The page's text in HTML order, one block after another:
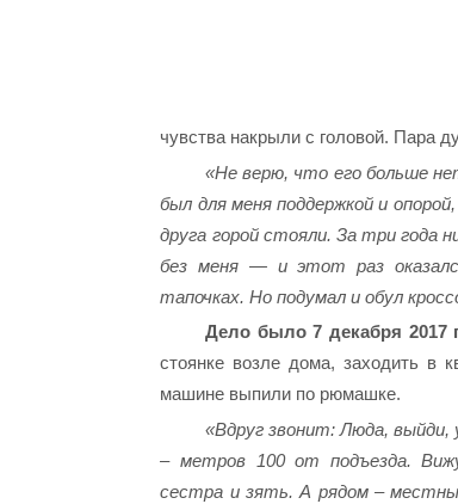
чувства накрыли с головой. Пара
«Не верю, что его больше
был для меня поддержкой и
друга горой стояли. За три года
без меня — и этот раз
тапочках. Но подумал и обул
Дело было 7 декабря 2017
стоянке возле дома, заходить в
машине выпили по рюмашке.
«Вдруг звонит: Люда, выйди,
– метров 100 от подъезда.
сестра и зять. А рядом –